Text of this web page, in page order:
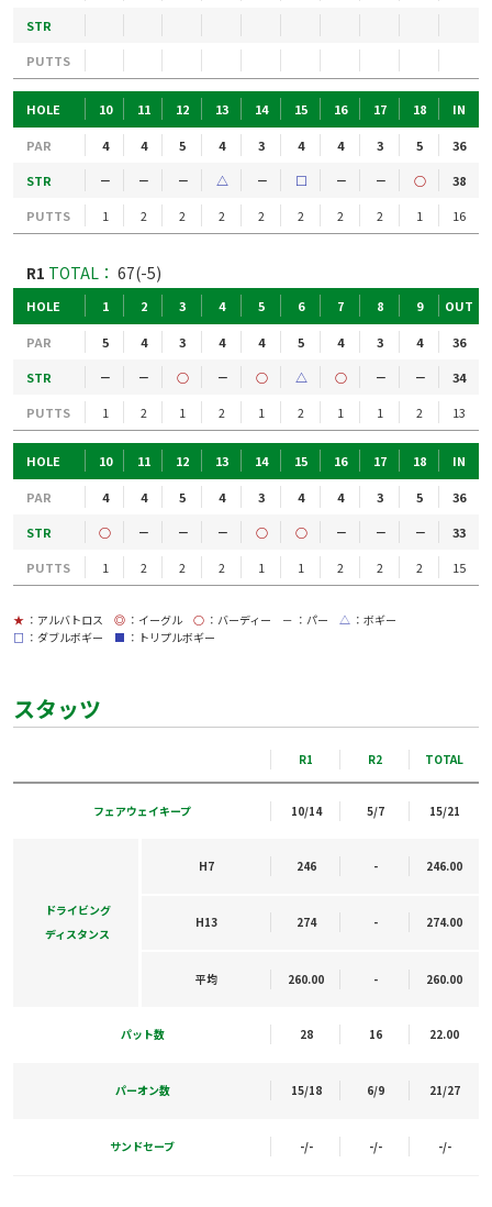
STR
PUTTS
HOLE 10 11 12 13 14 15 16 17 18 IN
PAR 4 4 5 4 3 4 4 3 5
36
STR
－ － － △ － □ － － ○
38
PUTTS
1 2 2 2 2 2 2 2 1 16
R1 TOTAL： 67(-5)
HOLE 1 2 3 4 5 6 7 8 9 OUT
PAR 5 4 3 4 4 5 4 3 4
36
STR
－ － ○ － ○ △ ○ － －
34
PUTTS
1 2 1 2 1 2 1 1 2 13
HOLE 10 11 12 13 14 15 16 17 18 IN
PAR 4 4 5 4 3 4 4 3 5
36
STR
○ － － － ○ ○ － － －
33
PUTTS
1 2 2 2 1 1 2 2 2 15
★ ：アルバトロス ◎ ：イーグル ○ ：バーディー － ：パー △ ：ボギー
□ ：ダブルボギー ■ ：トリプルボギー
スタッツ
R1 R2 TOTAL
フェアウェイキープ 10/14 5/7 15/21
ドライビング
ディスタンス
H7 246 - 246.00
H13 274 - 274.00
平均 260.00 - 260.00
パット数 28 16 22.00
パーオン数 15/18 6/9 21/27
サンドセーブ -/- -/- -/-